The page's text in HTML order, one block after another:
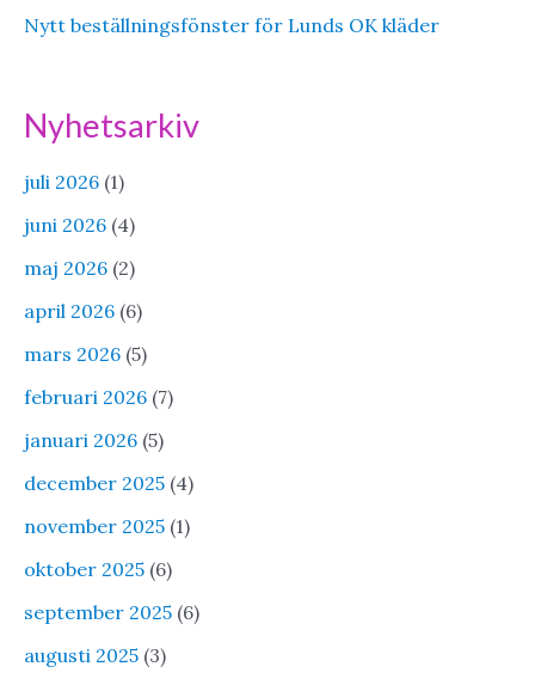
Nytt beställningsfönster för Lunds OK kläder
Nyhetsarkiv
juli 2026 (1)
juni 2026 (4)
maj 2026 (2)
april 2026 (6)
mars 2026 (5)
februari 2026 (7)
januari 2026 (5)
december 2025 (4)
november 2025 (1)
oktober 2025 (6)
september 2025 (6)
augusti 2025 (3)